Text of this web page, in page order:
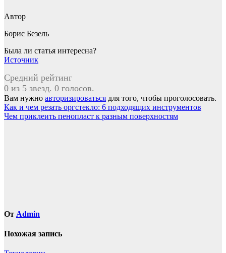
Автор
Борис Безель
Была ли статья интересна?
Источник
Средний рейтинг
0 из 5 звезд. 0 голосов.
Вам нужно авторизироваться для того, чтобы проголосовать.
Навигация
по
Как и чем резать оргстекло: 6 подходящих инструментов
Чем приклеить пенопласт к разным поверхностям
От Admin
Похожая запись